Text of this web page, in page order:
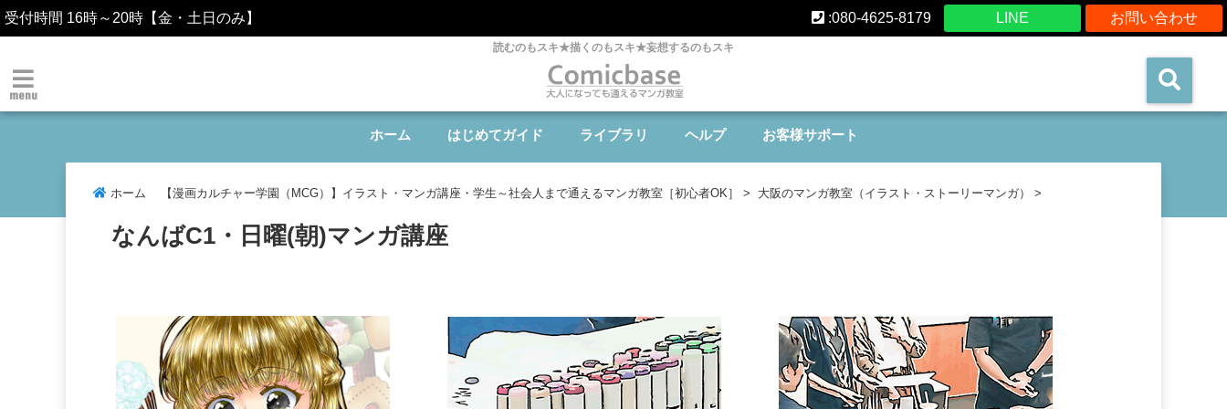
受付時間 16時～20時【金・土日のみ】 お問い合わせ
LINE
:080-4625-8179
読むのもスキ★描くのもスキ★妄想するのもスキ
menu
ホーム はじめてガイド ライブラリ ヘルプ お客様サポート
ホーム 【漫画カルチャー学園（MCG）】イラスト・マンガ講座・学生～社会人まで通えるマンガ教室［初心者OK］ > 大阪のマンガ教室（イラスト・ストーリーマンガ） >
なんばC1・日曜(朝)マンガ講座